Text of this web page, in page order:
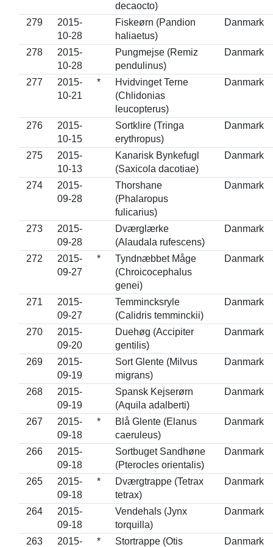
decaocto)
279
2015-
10-28
Fiskeørn (Pandion
haliaetus)
Danmark
278
2015-
10-28
Pungmejse (Remiz
pendulinus)
Danmark
277
2015-
10-21
*
Hvidvinget Terne
(Chlidonias
leucopterus)
Danmark
276
2015-
10-15
Sortklire (Tringa
erythropus)
Danmark
275
2015-
10-13
Kanarisk Bynkefugl
(Saxicola dacotiae)
Danmark
274
2015-
09-28
Thorshane
(Phalaropus
fulicarius)
Danmark
273
2015-
09-28
Dværglærke
(Alaudala rufescens)
Danmark
272
2015-
09-27
*
Tyndnæbbet Måge
(Chroicocephalus
genei)
Danmark
271
2015-
09-27
Temmincksryle
(Calidris temminckii)
Danmark
270
2015-
09-20
Duehøg (Accipiter
gentilis)
Danmark
269
2015-
09-19
Sort Glente (Milvus
migrans)
Danmark
268
2015-
09-19
Spansk Kejserørn
(Aquila adalberti)
Danmark
267
2015-
09-18
*
Blå Glente (Elanus
caeruleus)
Danmark
266
2015-
09-18
Sortbuget Sandhøne
(Pterocles orientalis)
Danmark
265
2015-
09-18
*
Dværgtrappe (Tetrax
tetrax)
Danmark
264
2015-
09-18
Vendehals (Jynx
torquilla)
Danmark
263
2015-
*
Stortrappe (Otis
Danmark